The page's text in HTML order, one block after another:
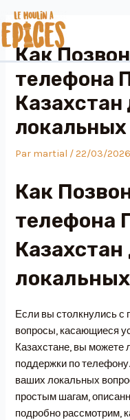
au
contenu
Как
телефона
локальных
Par martial /22/03/2026
Как
телефона
Если вы столкнулись с
вопросы, касающиеся
Казахстане, вы можете
поддержки по
ваших локальных
простым шагам,
подробно рассмотрим,
des
articles